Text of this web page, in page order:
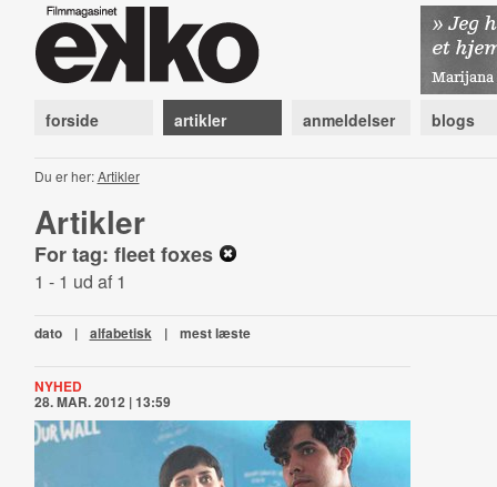
forside artikler anmeldelser blogs
Du er her:Artikler
Artikler
For tag: fleet foxes
1 - 1 ud af 1
dato | alfabetisk | mest læste
NYHED
28. MAR. 2012 | 13:59